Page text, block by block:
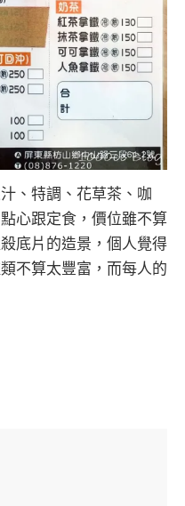
、特調、花草茶、咖
心跟定食，價位雖不算
底片的造景，個人覺得
不算太豐富，而每人的